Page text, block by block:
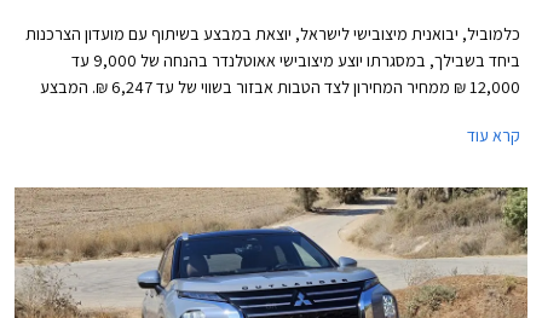
כלמוביל, יבואנית מיצובישי לישראל, יוצאת במבצע בשיתוף עם מועדון הצרכנות
ביחד בשבילך, במסגרתו יוצע מיצובישי אאוטלנדר בהנחה של 9,000 עד
12,000 ₪ ממחיר המחירון לצד הטבות אבזור בשווי של עד 6,247 ₪. המבצע
קרא עוד